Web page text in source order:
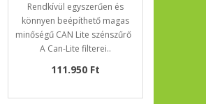
Rendkívül egyszerűen és
könnyen beépíthető magas
minőségű CAN Lite szénszűrő
A Can-Lite filterei..
111.950 Ft